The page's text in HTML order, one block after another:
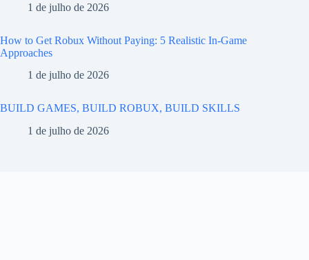
1 de julho de 2026
How to Get Robux Without Paying: 5 Realistic In-Game
Approaches
1 de julho de 2026
BUILD GAMES, BUILD ROBUX, BUILD SKILLS
1 de julho de 2026